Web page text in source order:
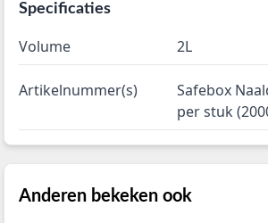
Specificaties
Volume 2L
Artikelnummer(s)
Safebox
per stuk
Anderen bekeken ook